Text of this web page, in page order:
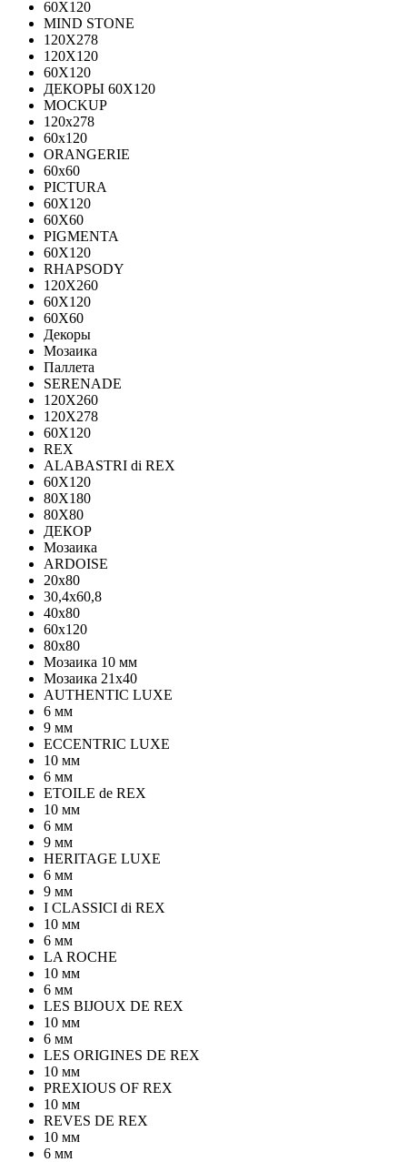
60Х120
MIND STONE
120X278
120Х120
60Х120
ДЕКОРЫ 60Х120
MOCKUP
120х278
60х120
ORANGERIE
60х60
PICTURA
60X120
60X60
PIGMENTA
60X120
RHAPSODY
120X260
60X120
60X60
Декоры
Мозаика
Паллета
SERENADE
120X260
120Х278
60X120
REX
ALABASTRI di REX
60X120
80X180
80X80
ДЕКОР
Мозаика
ARDOISE
20х80
30,4х60,8
40х80
60х120
80х80
Мозаика 10 мм
Мозаика 21х40
AUTHENTIC LUXE
6 мм
9 мм
ECCENTRIC LUXE
10 мм
6 мм
ETOILE de REX
10 мм
6 мм
9 мм
HERITAGE LUXE
6 мм
9 мм
I CLASSICI di REX
10 мм
6 мм
LA ROCHE
10 мм
6 мм
LES BIJOUX DE REX
10 мм
6 мм
LES ORIGINES DE REX
10 мм
PREXIOUS OF REX
10 мм
REVES DE REX
10 мм
6 мм